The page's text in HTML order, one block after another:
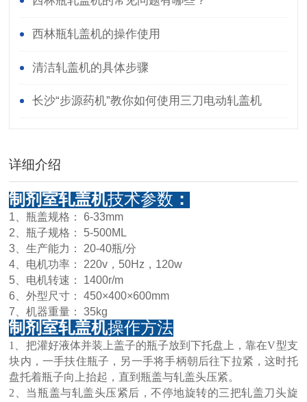
西林瓶轧盖机的操作使用
清洁轧盖机的具体步骤
长沙“步源药机”教你如何使用三刀电动轧盖机
详细介绍
制剂室轧盖机技术参数 ：
1、瓶盖规格： 6-33mm
2、瓶子规格： 5-500ML
3、生产能力： 20-40瓶/分
4、电机功率： 220v，50Hz，120w
5、电机转速： 1400r/m
6、外型尺寸： 450×400×600mm
7、机器重量： 35kg
制剂室轧盖机操作方法
1、把灌好液体并装上盖子的瓶子放到下托盘上，靠在V型支
块内，一手扶住瓶子，另一手将手柄朝后往下拉紧，这时托
盘托着瓶子向上抬起，直到瓶盖与轧盖头压紧。
2、当瓶盖与轧盖头压紧后，不停地旋转的三把轧盖刀头旋